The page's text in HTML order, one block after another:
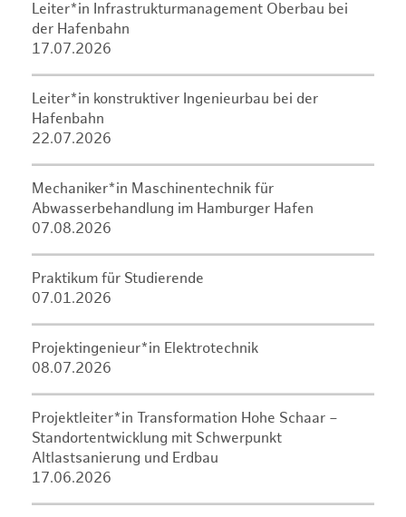
Leiter*in Infrastrukturmanagement Oberbau bei
der Hafenbahn
17.07.2026
Leiter*in konstruktiver Ingenieurbau bei der
Hafenbahn
22.07.2026
Mechaniker*in Maschinentechnik für
Abwasserbehandlung im Hamburger Hafen
07.08.2026
Praktikum für Studierende
07.01.2026
Projektingenieur*in Elektrotechnik
08.07.2026
Projektleiter*in Transformation Hohe Schaar –
Standortentwicklung mit Schwerpunkt
Altlastsanierung und Erdbau
17.06.2026